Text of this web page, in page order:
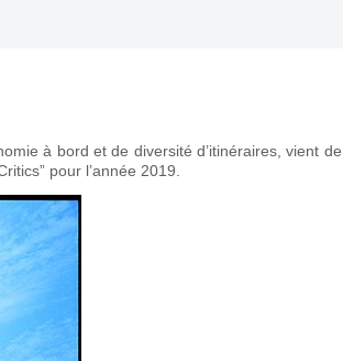
à bord et de diversité d’itinéraires, vient de
pour l’année 2019.